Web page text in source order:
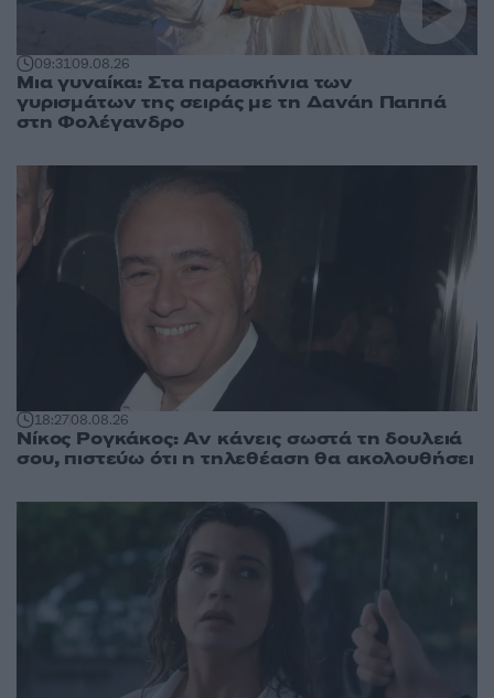
09:3109.08.26
Μια γυναίκα: Στα παρασκήνια των
γυρισμάτων της σειράς με τη Δανάη Παππά
στη Φολέγανδρο
18:2708.08.26
Νίκος Ρογκάκος: Αν κάνεις σωστά τη δουλειά
σου, πιστεύω ότι η τηλεθέαση θα ακολουθήσει